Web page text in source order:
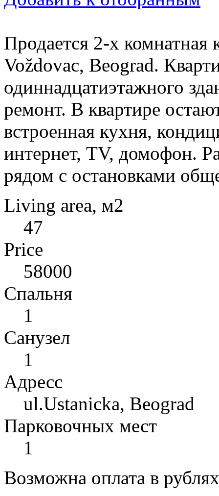
Продается 2-х комнатная
Voždovac, Beograd.
одиннадцатиэтажного
ремонт. В квартире
встроенная кухня,
интернет, TV, домофон.
рядом с остановками
Living area, м2
47
Price
58000
Спальня
1
Санузел
1
Адресс
ul.Ustanicka, Beograd
Парковочных мест
1
Возможна оплата в